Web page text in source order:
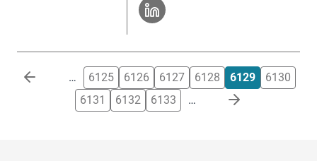
Paginación … 6125 6126 6127 6128 6129
6130
6131
6132 6133 …